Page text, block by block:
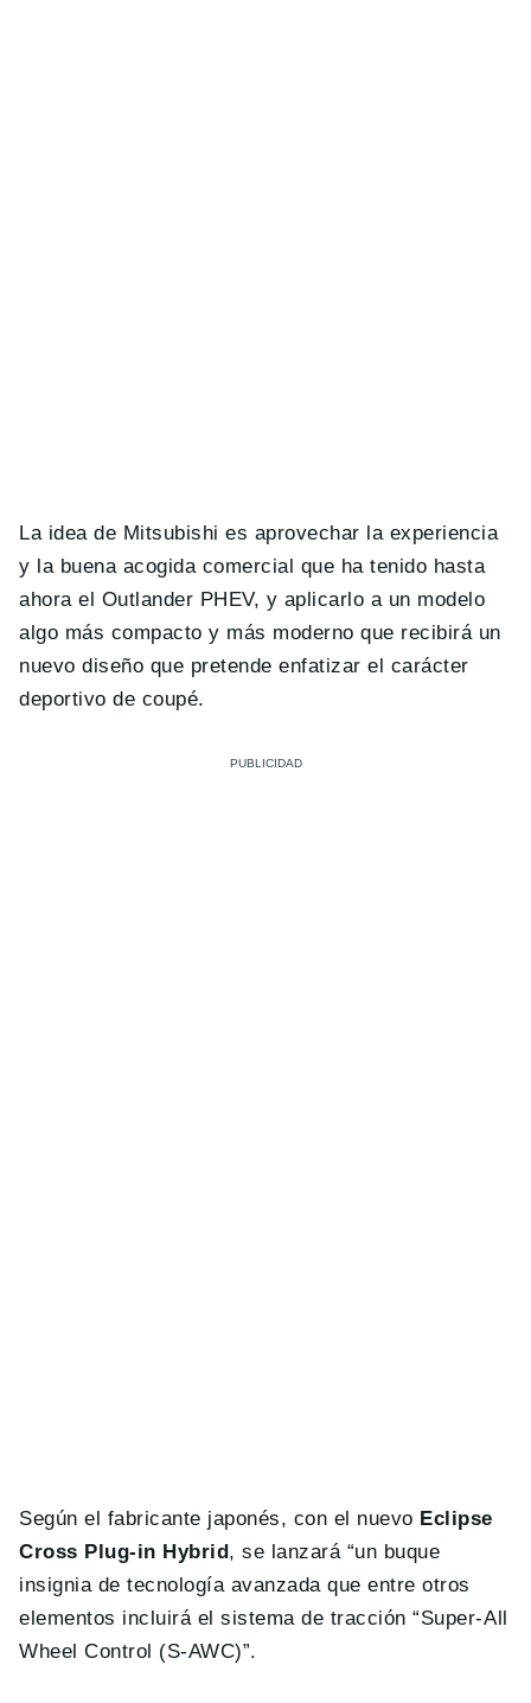
La idea de Mitsubishi es aprovechar la experiencia
y la buena acogida comercial que ha tenido hasta
ahora el Outlander PHEV, y aplicarlo a un modelo
algo más compacto y más moderno que recibirá un
nuevo diseño que pretende enfatizar el carácter
deportivo de coupé.
Según el fabricante japonés, con el nuevo Eclipse
Cross Plug-in Hybrid, se lanzará “un buque
insignia de tecnología avanzada que entre otros
elementos incluirá el sistema de tracción “Super-All
Wheel Control (S-AWC)”.